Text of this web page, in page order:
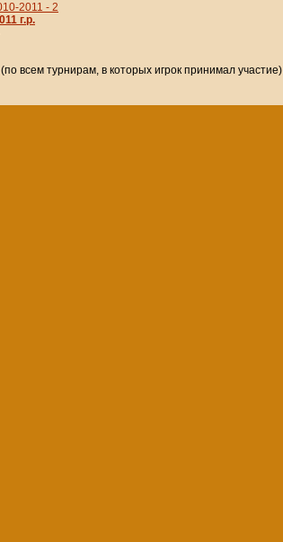
2011 - 2
г.р.
(по всем турнирам, в которых игрок принимал участие)